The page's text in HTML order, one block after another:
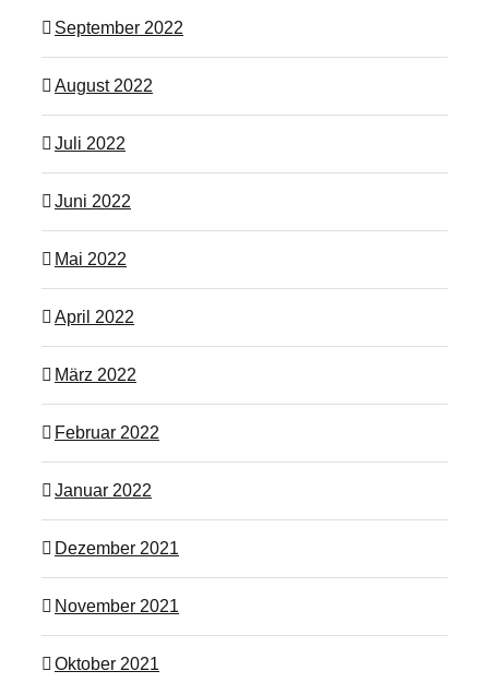
September 2022
August 2022
Juli 2022
Juni 2022
Mai 2022
April 2022
März 2022
Februar 2022
Januar 2022
Dezember 2021
November 2021
Oktober 2021